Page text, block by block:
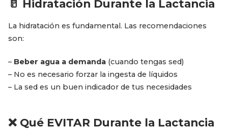
🥛 Hidratación Durante la Lactancia
La hidratación es fundamental. Las recomendaciones
son:
– Beber agua a demanda (cuando tengas sed)
– No es necesario forzar la ingesta de líquidos
– La sed es un buen indicador de tus necesidades
❌ Qué EVITAR Durante la Lactancia